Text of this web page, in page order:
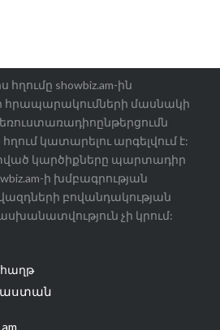
հղումը showbiz.am-ին
հրապարակումների մասնակի
կատարելու արգելվում է:
կարծիքները պարտադիր
ի խմբագրության
բովանդակության
չի կրում: